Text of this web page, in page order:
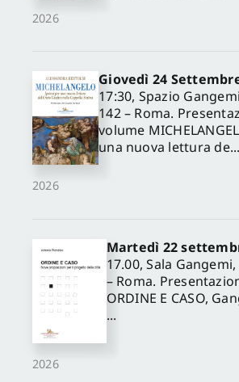
2026
2026
Giovedì 24
17:30, Spazio
142 – Roma.
volume
una nuova lettura de...
2026
Martedì 22
17.00, Sala
– Roma.
ORDINE E CASO,
...